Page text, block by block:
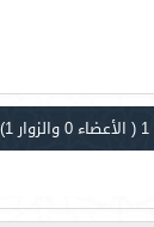
( الأعضاء 0 والزوار 1)